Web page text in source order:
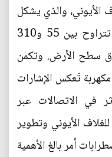
الأيوني، والذي يشكل
منطقة من الغلاف الجوي للأرض تتراوح بين 55 و310
كيلومتر) فوق سطح الأرض. وتكمن
تَعكس الإشارات
في الاتصالات عبر
للغلاف الأيوني وتطوير
أمر بالغ الأهمية